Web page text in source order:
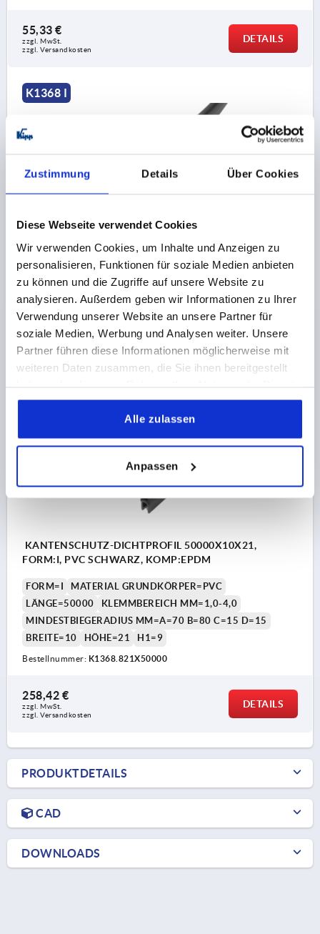
Zustimmung Details Über Cookies
Diese Webseite verwendet Cookies
Wir verwenden Cookies, um Inhalte und Anzeigen zu
personalisieren, Funktionen für soziale Medien anbieten
zu können und die Zugriffe auf unsere Website zu
analysieren. Außerdem geben wir Informationen zu Ihrer
Verwendung unserer Website an unsere Partner für
soziale Medien, Werbung und Analysen weiter. Unsere
Partner führen diese Informationen möglicherweise mit
weiteren Daten zusammen, die Sie ihnen bereitgestellt
gesammelt haben.
Alle zulassen
Anpassen
55,33 €
zzgl. MwSt.
zzgl. Versandkosten
DETAILS
K1368 I
FORM:I, PVC SCHWARZ, KOMP:EPDM
FORM=I
MATERIAL GRUNDKÖRPER=PVC
LÄNGE=20000
KLEMMBEREICH MM=1,0-4,0
MINDESTBIEGERADIUS MM=A=70 B=80 C=15 D=15
BREITE=10
HÖHE=21 H1=9
104,44 €
zzgl. MwSt.
DETAILS
KANTENSCHUTZ-DICHTPROFIL 50000X10X21,
FORM:I, PVC SCHWARZ, KOMP:EPDM
FORM=I
MATERIAL GRUNDKÖRPER=PVC
LÄNGE=50000
KLEMMBEREICH MM=1,0-4,0
MINDESTBIEGERADIUS MM=A=70 B=80 C=15 D=15
BREITE=10
HÖHE=21 H1=9
Bestellnummer: K1368.821X50000
258,42 €
zzgl. MwSt.
zzgl. Versandkosten
DETAILS
PRODUKTDETAILS
CAD
DOWNLOADS